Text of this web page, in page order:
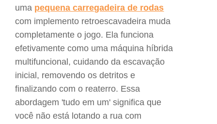
uma pequena carregadeira de rodas
com implemento retroescavadeira muda
completamente o jogo. Ela funciona
efetivamente como uma máquina híbrida
multifuncional, cuidando da escavação
inicial, removendo os detritos e
finalizando com o reaterro. Essa
abordagem 'tudo em um' significa que
você não está lotando a rua com